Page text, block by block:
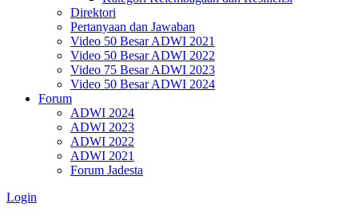
Direktori
Pertanyaan dan Jawaban
Video 50 Besar ADWI 2021
Video 50 Besar ADWI 2022
Video 75 Besar ADWI 2023
Video 50 Besar ADWI 2024
Forum
ADWI 2024
ADWI 2023
ADWI 2022
ADWI 2021
Forum Jadesta
Login